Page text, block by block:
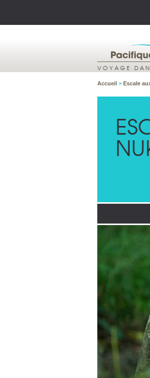
VOYAGE
Accueil > Escale